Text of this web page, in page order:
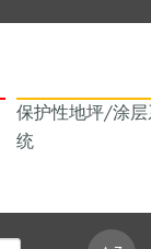
保护性地坪/涂层
统